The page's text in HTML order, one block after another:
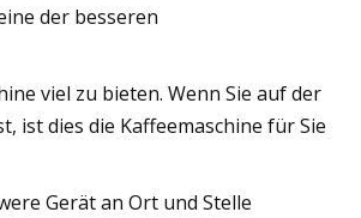
der besseren
viel zu bieten. Wenn Sie auf der
ist dies die Kaffeemaschine für Sie
Gerät an Ort und Stelle